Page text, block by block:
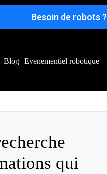
Besoin de robots ?
Blog Evenementiel robotique
qui